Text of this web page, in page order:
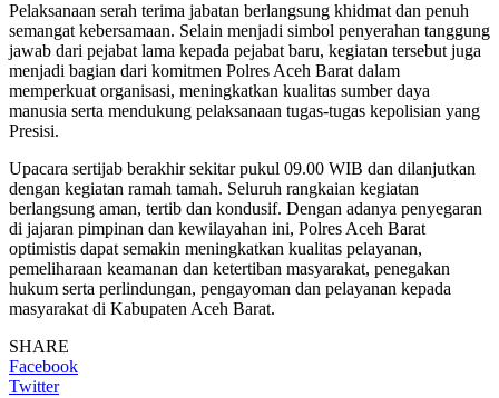
Pelaksanaan serah terima jabatan berlangsung khidmat dan penuh
semangat kebersamaan. Selain menjadi simbol penyerahan tanggung
jawab dari pejabat lama kepada pejabat baru, kegiatan tersebut juga
menjadi bagian dari komitmen Polres Aceh Barat dalam
memperkuat organisasi, meningkatkan kualitas sumber daya
manusia serta mendukung pelaksanaan tugas-tugas kepolisian yang
Presisi.
Upacara sertijab berakhir sekitar pukul 09.00 WIB dan dilanjutkan
dengan kegiatan ramah tamah. Seluruh rangkaian kegiatan
berlangsung aman, tertib dan kondusif. Dengan adanya penyegaran
di jajaran pimpinan dan kewilayahan ini, Polres Aceh Barat
optimistis dapat semakin meningkatkan kualitas pelayanan,
pemeliharaan keamanan dan ketertiban masyarakat, penegakan
hukum serta perlindungan, pengayoman dan pelayanan kepada
masyarakat di Kabupaten Aceh Barat.
SHARE
Facebook
Twitter